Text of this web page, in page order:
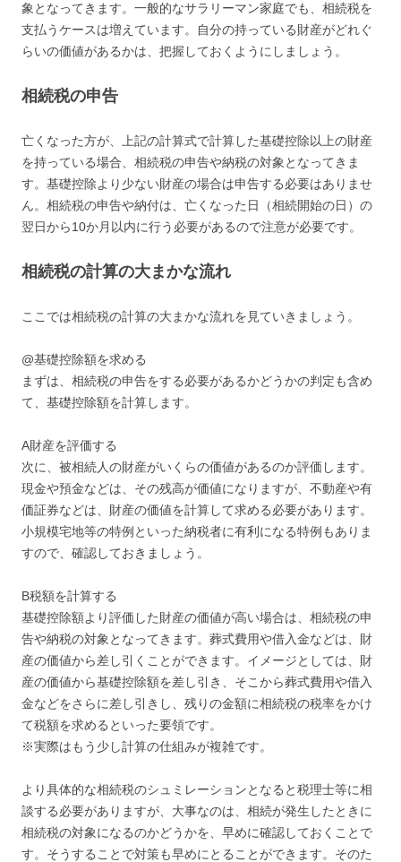
象となってきます。一般的なサラリーマン家庭でも、相続税を
支払うケースは増えています。自分の持っている財産がどれぐ
らいの価値があるかは、把握しておくようにしましょう。
相続税の申告
亡くなった方が、上記の計算式で計算した基礎控除以上の財産
を持っている場合、相続税の申告や納税の対象となってきま
す。基礎控除より少ない財産の場合は申告する必要はありませ
ん。相続税の申告や納付は、亡くなった日（相続開始の日）の
翌日から10か月以内に行う必要があるので注意が必要です。
相続税の計算の大まかな流れ
ここでは相続税の計算の大まかな流れを見ていきましょう。
@基礎控除額を求める
まずは、相続税の申告をする必要があるかどうかの判定も含め
て、基礎控除額を計算します。
A財産を評価する
次に、被相続人の財産がいくらの価値があるのか評価します。
現金や預金などは、その残高が価値になりますが、不動産や有
価証券などは、財産の価値を計算して求める必要があります。
小規模宅地等の特例といった納税者に有利になる特例もありま
すので、確認しておきましょう。
B税額を計算する
基礎控除額より評価した財産の価値が高い場合は、相続税の申
告や納税の対象となってきます。葬式費用や借入金などは、財
産の価値から差し引くことができます。イメージとしては、財
産の価値から基礎控除額を差し引き、そこから葬式費用や借入
金などをさらに差し引きし、残りの金額に相続税の税率をかけ
て税額を求めるといった要領です。
※実際はもう少し計算の仕組みが複雑です。
より具体的な相続税のシュミレーションとなると税理士等に相
談する必要がありますが、大事なのは、相続が発生したときに
相続税の対象になるのかどうかを、早めに確認しておくことで
す。そうすることで対策も早めにとることができます。そのた